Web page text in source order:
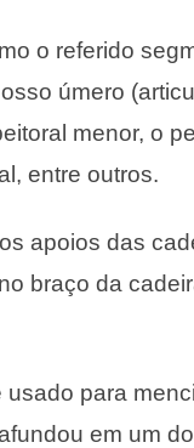
o referido
úmero
menor, o
entre outros.
apoios das
braço da
para
em um